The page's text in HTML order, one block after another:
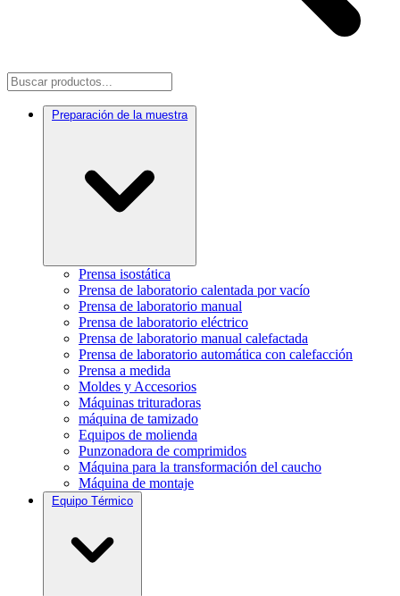
Preparación de la muestra
Prensa isostática
Prensa de laboratorio calentada por vacío
Prensa de laboratorio manual
Prensa de laboratorio eléctrico
Prensa de laboratorio manual calefactada
Prensa de laboratorio automática con calefacción
Prensa a medida
Moldes y Accesorios
Máquinas trituradoras
máquina de tamizado
Equipos de molienda
Punzonadora de comprimidos
Máquina para la transformación del caucho
Máquina de montaje
Equipo Térmico